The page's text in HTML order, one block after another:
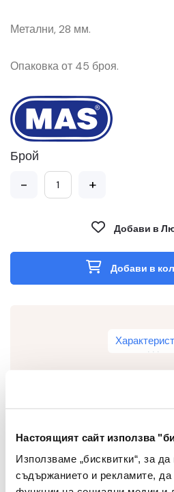
Настоящият сайт използва
Използваме „бисквитки“, за
съдържанието и рекламите,
Метални, 28 мм.
Опаковка от 45 броя.
Брой
- +
Добави в
Добави в
Материал